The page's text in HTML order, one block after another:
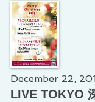
December 22,
LIVE TOKYO